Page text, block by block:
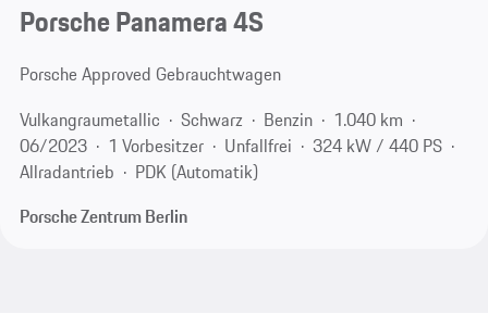
Porsche Panamera 4S
Porsche Approved Gebrauchtwagen
Vulkangraumetallic
Schwarz Benzin
1.040 km
06/2023
1 Vorbesitzer Unfallfrei
324 kW / 440 PS
Allradantrieb
PDK (Automatik)
Porsche Zentrum Berlin